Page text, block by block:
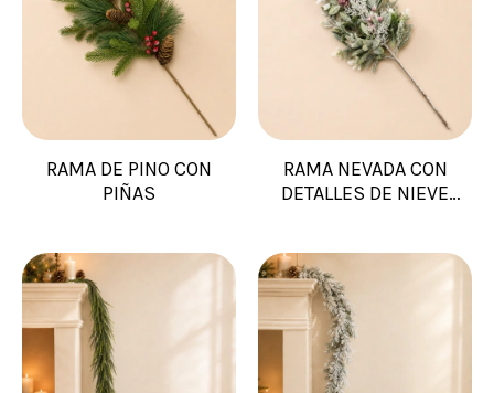
RAMA DE PINO CON
PIÑAS
RAMA NEVADA CON
DETALLES DE NIEVE